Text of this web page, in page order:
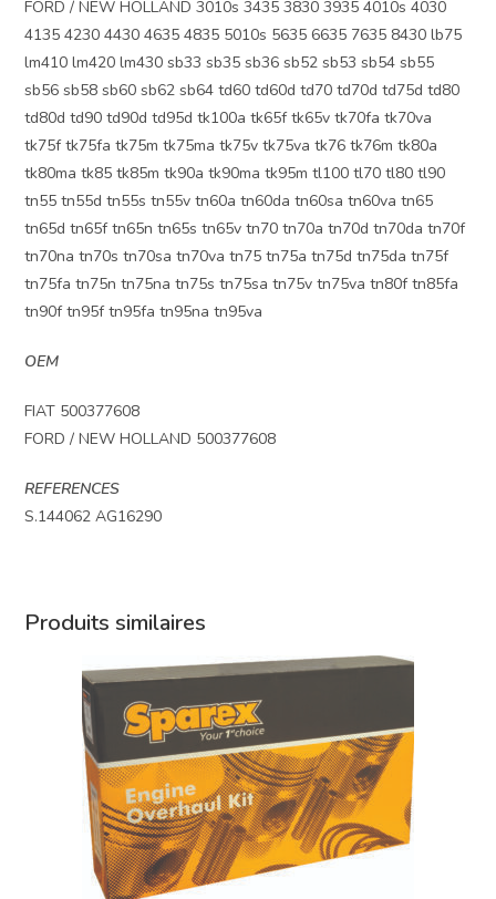
FORD / NEW HOLLAND 3010s 3435 3830 3935 4010s 4030
4135 4230 4430 4635 4835 5010s 5635 6635 7635 8430 lb75
lm410 lm420 lm430 sb33 sb35 sb36 sb52 sb53 sb54 sb55
sb56 sb58 sb60 sb62 sb64 td60 td60d td70 td70d td75d td80
td80d td90 td90d td95d tk100a tk65f tk65v tk70fa tk70va
tk75f tk75fa tk75m tk75ma tk75v tk75va tk76 tk76m tk80a
tk80ma tk85 tk85m tk90a tk90ma tk95m tl100 tl70 tl80 tl90
tn55 tn55d tn55s tn55v tn60a tn60da tn60sa tn60va tn65
tn65d tn65f tn65n tn65s tn65v tn70 tn70a tn70d tn70da tn70f
tn70na tn70s tn70sa tn70va tn75 tn75a tn75d tn75da tn75f
tn75fa tn75n tn75na tn75s tn75sa tn75v tn75va tn80f tn85fa
tn90f tn95f tn95fa tn95na tn95va
OEM
FIAT 500377608
FORD / NEW HOLLAND 500377608
REFERENCES
S.144062 AG16290
Produits similaires